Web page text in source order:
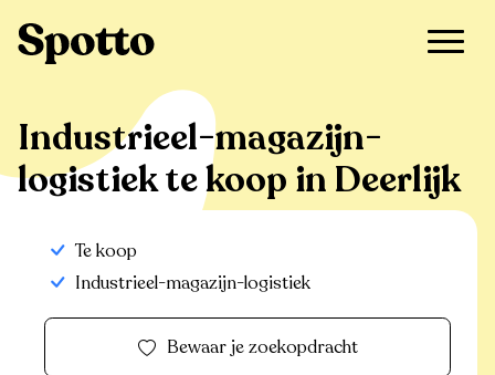
Deerlijk >
Industrieel-magazijn-
logistiek te koop in Deerlijk
Te koop
Industrieel-magazijn-logistiek
Bewaar je zoekopdracht